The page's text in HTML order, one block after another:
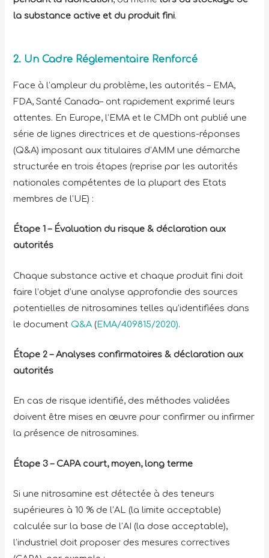
la substance active et du produit fini.
2. Un Cadre Réglementaire Renforcé
Face à l’ampleur du problème, les autorités – EMA,
FDA, Santé Canada– ont rapidement exprimé leurs
attentes. En Europe, l’EMA et le CMDh ont publié une
série de lignes directrices et de questions-réponses
(Q&A) imposant aux titulaires d’AMM une démarche
structurée en trois étapes (reprise par les autorités
nationales compétentes de la plupart des Etats
membres de l’UE) :
Étape 1 – Évaluation du risque & déclaration aux
autorités
Chaque substance active et chaque produit fini doit
faire l’objet d’une analyse approfondie des sources
potentielles de nitrosamines telles qu’identifiées dans
le documentQ&A (EMA/409815/2020).
Étape 2 – Analyses confirmatoires & déclaration aux
autorités
En cas de risque identifié, des méthodes validées
doivent être mises en œuvre pour confirmer ou infirmer
la présence de nitrosamines.
Étape 3 – CAPA court, moyen, long terme
Si une nitrosamine est détectée à des teneurs
supérieures à 10 % de l’AL (la limite acceptable)
calculée sur la base de l’AI (la dose acceptable),
l’industriel doit proposer des mesures correctives